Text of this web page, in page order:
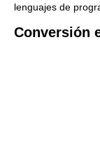
lenguajes de
Conversión